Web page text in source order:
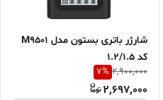
شارژر باتری بستون مدل M9501
کد 1.2/1.5
2,900,000
7%
2,697,000